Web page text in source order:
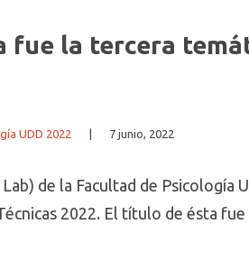
fue la tercera
UDD 2022 7 junio, 2022
Lab) de la Facultad de Psicología
2022. El título de ésta fue